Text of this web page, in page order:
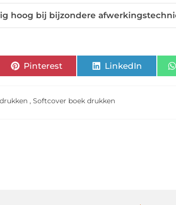
hoog bij bijzondere
Pinterest LinkedIn
,Softcover boek drukken